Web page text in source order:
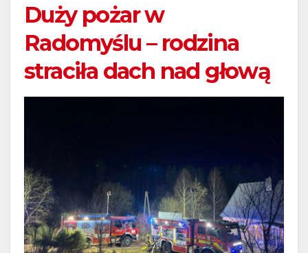
Duży pożar w
Radomyślu – rodzina
straciła dach nad głową